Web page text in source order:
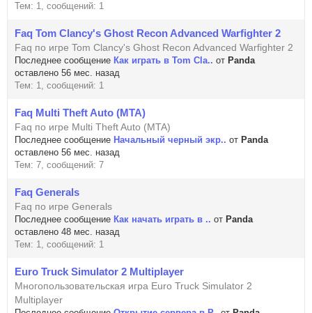
Тем: 1, сообщений: 1
Faq Tom Clancy's Ghost Recon Advanced Warfighter 2
Faq по игре Tom Clancy's Ghost Recon Advanced Warfighter 2
Последнее сообщение Как играть в Tom Cla.. от Panda
оставлено 56 мес. назад
Тем: 1, сообщений: 1
Faq Multi Theft Auto (MTA)
Faq по игре Multi Theft Auto (MTA)
Последнее сообщение Начальный черный экр.. от Panda
оставлено 56 мес. назад
Тем: 7, сообщений: 7
Faq Generals
Faq по игре Generals
Последнее сообщение Как начать играть в .. от Panda
оставлено 48 мес. назад
Тем: 1, сообщений: 1
Euro Truck Simulator 2 Multiplayer
Многопользовательская игра Euro Truck Simulator 2
Multiplayer